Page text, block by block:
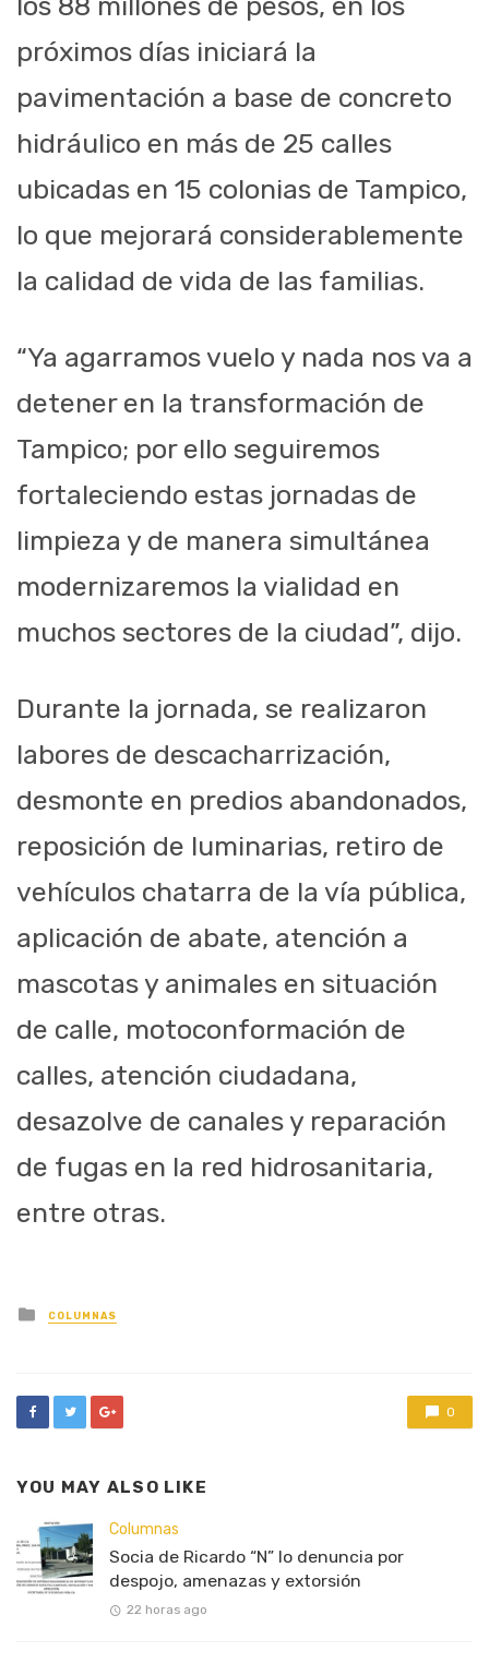
los 88 millones de pesos, en los
próximos días iniciará la
pavimentación a base de concreto
hidráulico en más de 25 calles
ubicadas en 15 colonias de Tampico,
lo que mejorará considerablemente
la calidad de vida de las familias.
“Ya agarramos vuelo y nada nos va a
detener en la transformación de
Tampico; por ello seguiremos
fortaleciendo estas jornadas de
limpieza y de manera simultánea
modernizaremos la vialidad en
muchos sectores de la ciudad”, dijo.
Durante la jornada, se realizaron
labores de descacharrización,
desmonte en predios abandonados,
reposición de luminarias, retiro de
vehículos chatarra de la vía pública,
aplicación de abate, atención a
mascotas y animales en situación
de calle, motoconformación de
calles, atención ciudadana,
desazolve de canales y reparación
de fugas en la red hidrosanitaria,
entre otras.
Posted
in
COLUMNAS
0
YOU MAY ALSO LIKE
Columnas
Socia de Ricardo “N” lo denuncia por
despojo, amenazas y extorsión
22 horas ago